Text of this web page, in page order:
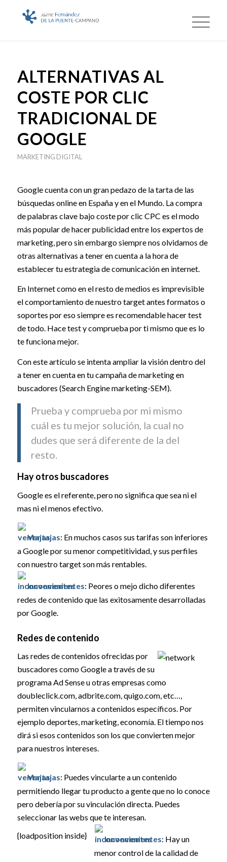
ALTERNATIVAS AL
COSTE POR CLIC
TRADICIONAL DE
GOOGLE
MARKETING DIGITAL
Google cuenta con un gran pedazo de la tarta de las
búsquedas online en España y en el Mundo. La compra
de palabras clave bajo coste por clic CPC es el modo
más popular de hacer publicidad entre los expertos de
marketing, pero sin embargo siempre nos olvidamos de
otras alternativas a tener en cuenta a la hora de
establecer tu estrategia de comunicación en internet.
En Internet como en el resto de medios es imprevisible
el comportamiento de nuestro target antes formatos o
soportes por eso siempre es recomendable hacer test
de todo. Hace test y comprueba por ti mismo que es lo
te funciona mejor.
Con este artículo se intenta ampliar la visión dentro del
a tener en cuenta en tu campaña de marketing en
buscadores (Search Engine marketing-SEM).
Prueba y comprueba por mi mismo
cuál es tu mejor solución, la cual no
dudes que será diferente de la del
resto.
Hay otros buscadores
Google es el referente, pero no significa que sea ni el
mas ni el menos efectivo.
Ventajas: En muchos casos sus tarifas son inferiores
a Google por su menor competitividad, y sus perfiles
con nuestro target son más rentables.
Inconvenientes: Peores o mejo dicho diferentes
redes de contenido que las exitosamente desarrolladas
por Google.
Redes de contenido
Las redes de contenidos ofrecidas por
buscadores como Google a través de su
programa Ad Sense u otras empresas como
doubleclick.com, adbrite.com, quigo.com, etc…,
permiten vincularnos a contenidos específicos. Por
ejemplo deportes, marketing, economía. El tiempo nos
dirá si esos contenidos son los que convierten mejor
para nuestros intereses.
Ventajas: Puedes vincularte a un contenido
permitiendo llegar tu producto a gente que no lo conoce
pero debería por su vinculación directa. Puedes
seleccionar las webs que te interesan.
{loadposition inside}
Inconvenientes: Hay un
menor control de la calidad de